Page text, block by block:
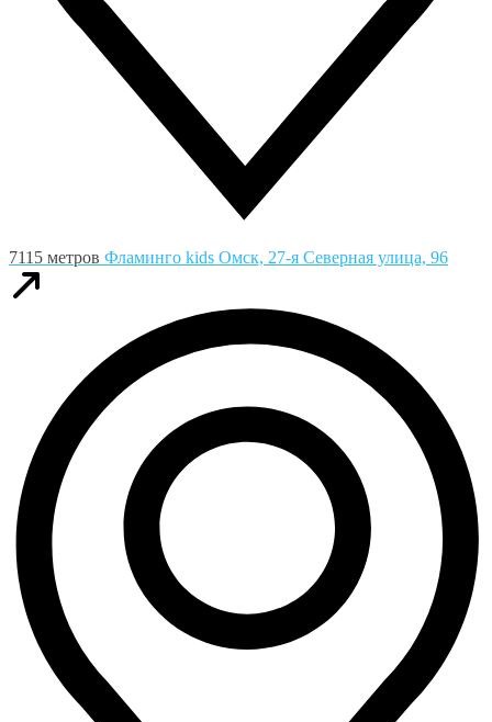
7115 метров Фламинго kids Омск, 27-я Северная улица, 96